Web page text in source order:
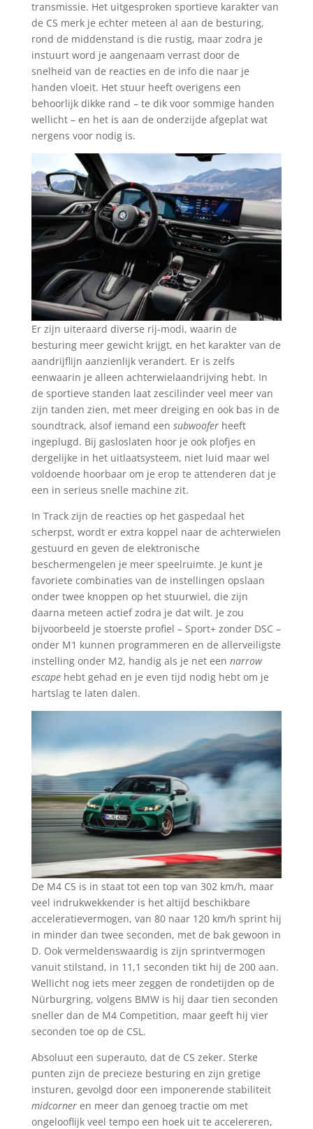
transmissie. Het uitgesproken sportieve karakter van
de CS merk je echter meteen al aan de besturing,
rond de middenstand is die rustig, maar zodra je
instuurt word je aangenaam verrast door de
snelheid van de reacties en de info die naar je
handen vloeit. Het stuur heeft overigens een
behoorlijk dikke rand – te dik voor sommige handen
wellicht – en het is aan de onderzijde afgeplat wat
nergens voor nodig is.
Er zijn uiteraard diverse rij-modi, waarin de
besturing meer gewicht krijgt, en het karakter van de
aandrijflijn aanzienlijk verandert. Er is zelfs
eenwaarin je alleen achterwielaandrijving hebt. In
de sportieve standen laat zescilinder veel meer van
zijn tanden zien, met meer dreiging en ook bas in de
soundtrack, alsof iemand een subwoofer heeft
ingeplugd. Bij gasloslaten hoor je ook plofjes en
dergelijke in het uitlaatsysteem, niet luid maar wel
voldoende hoorbaar om je erop te attenderen dat je
een in serieus snelle machine zit.
In Track zijn de reacties op het gaspedaal het
scherpst, wordt er extra koppel naar de achterwielen
gestuurd en geven de elektronische
beschermengelen je meer speelruimte. Je kunt je
favoriete combinaties van de instellingen opslaan
onder twee knoppen op het stuurwiel, die zijn
daarna meteen actief zodra je dat wilt. Je zou
bijvoorbeeld je stoerste profiel – Sport+ zonder DSC –
onder M1 kunnen programmeren en de allerveiligste
instelling onder M2, handig als je net een narrow
escapehebt gehad en je even tijd nodig hebt om je
hartslag te laten dalen.
De M4 CS is in staat tot een top van 302 km/h, maar
veel indrukwekkender is het altijd beschikbare
acceleratievermogen, van 80 naar 120 km/h sprint hij
in minder dan twee seconden, met de bak gewoon in
D. Ook vermeldenswaardig is zijn sprintvermogen
vanuit stilstand, in 11,1 seconden tikt hij de 200 aan.
Wellicht nog iets meer zeggen de rondetijden op de
Nürburgring, volgens BMW is hij daar tien seconden
sneller dan de M4 Competition, maar geeft hij vier
seconden toe op de CSL.
Absoluut een superauto, dat de CS zeker. Sterke
punten zijn de precieze besturing en zijn gretige
insturen, gevolgd door een imponerende stabiliteit
midcorneren meer dan genoeg tractie om met
ongelooflijk veel tempo een hoek uit te accelereren,